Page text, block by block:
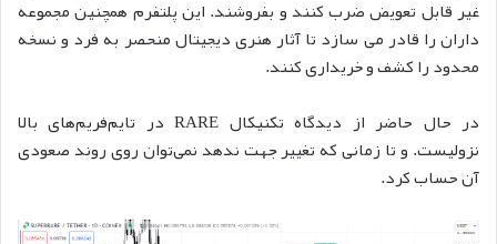
غیر قابل تعویض ضرب کنند و بفروشند. این پلتفرم همچنین مجموعه
داران را قادر می سازد تا آثار هنری دیجیتال منحصر به فرد و نسخه
محدود را کشف و خریداری کنند.
در حال حاضر از دیدگاه تکنیکال RARE در تایم‌فریم‌های بالا
نزولیست. و تا زمانی که تغییر جهت ندهد نمی‌توان روی روند صعودی
آن حساب کرد.